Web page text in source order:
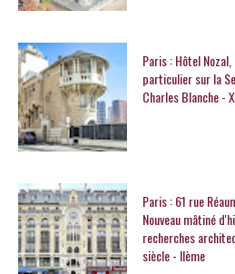
Paris : Hôtel
particulier sur la
Charles Blanche -
Paris : 61 rue
Nouveau mâtiné
recherches
siècle - IIème